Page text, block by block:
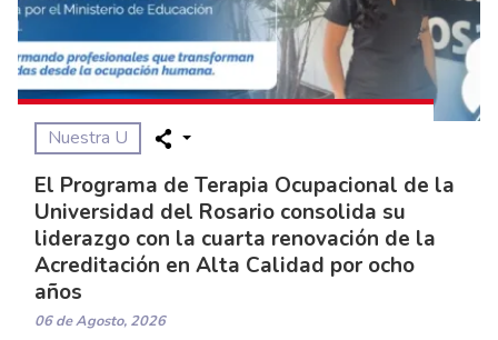
Nuestra U
El Programa de Terapia Ocupacional de la
Universidad del Rosario consolida su
liderazgo con la cuarta renovación de la
Acreditación en Alta Calidad por ocho
años
06 de Agosto, 2026